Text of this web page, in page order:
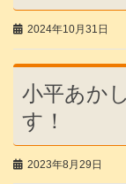
2024年10月31日
小平あか
す！
2023年8月29日